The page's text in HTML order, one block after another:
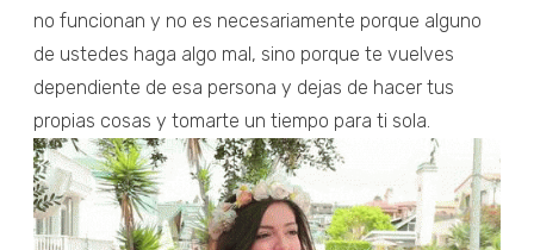
no funcionan y no es necesariamente porque alguno
de ustedes haga algo mal, sino porque te vuelves
dependiente de esa persona y dejas de hacer tus
propias cosas y tomarte un tiempo para ti sola.